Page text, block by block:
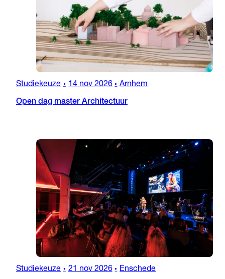
Studiekeuze • 14 nov 2026 • Arnhem
Open dag master Architectuur
Studiekeuze • 21 nov 2026 • Enschede